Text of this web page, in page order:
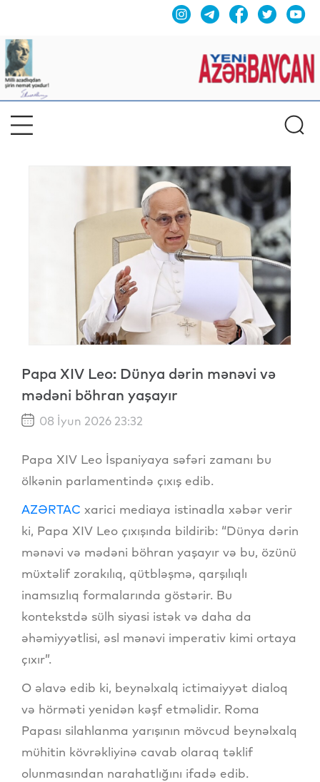
Papa XIV Leo: Dünya dərin mənəvi və
mədəni böhran yaşayır
08 İyun 2026 23:32
Papa XIV Leo İspaniyaya səfəri zamanı bu
ölkənin parlamentində çıxış edib.
AZƏRTAC xarici mediaya istinadla xəbər verir
ki, Papa XIV Leo çıxışında bildirib: “Dünya dərin
mənəvi və mədəni böhran yaşayır və bu, özünü
müxtəlif zorakılıq, qütbləşmə, qarşılıqlı
inamsızlıq formalarında göstərir. Bu
kontekstdə sülh siyasi istək və daha da
əhəmiyyətlisi, əsl mənəvi imperativ kimi ortaya
çıxır”.
O əlavə edib ki, beynəlxalq ictimaiyyət dialoq
və hörməti yenidən kəşf etməlidir. Roma
Papası silahlanma yarışının mövcud beynəlxalq
mühitin kövrəkliyinə cavab olaraq təklif
olunmasından narahatlığını ifadə edib.